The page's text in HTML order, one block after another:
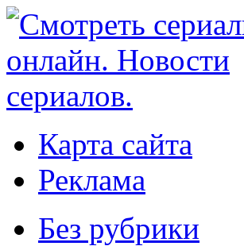
Карта сайта
Реклама
Без рубрики